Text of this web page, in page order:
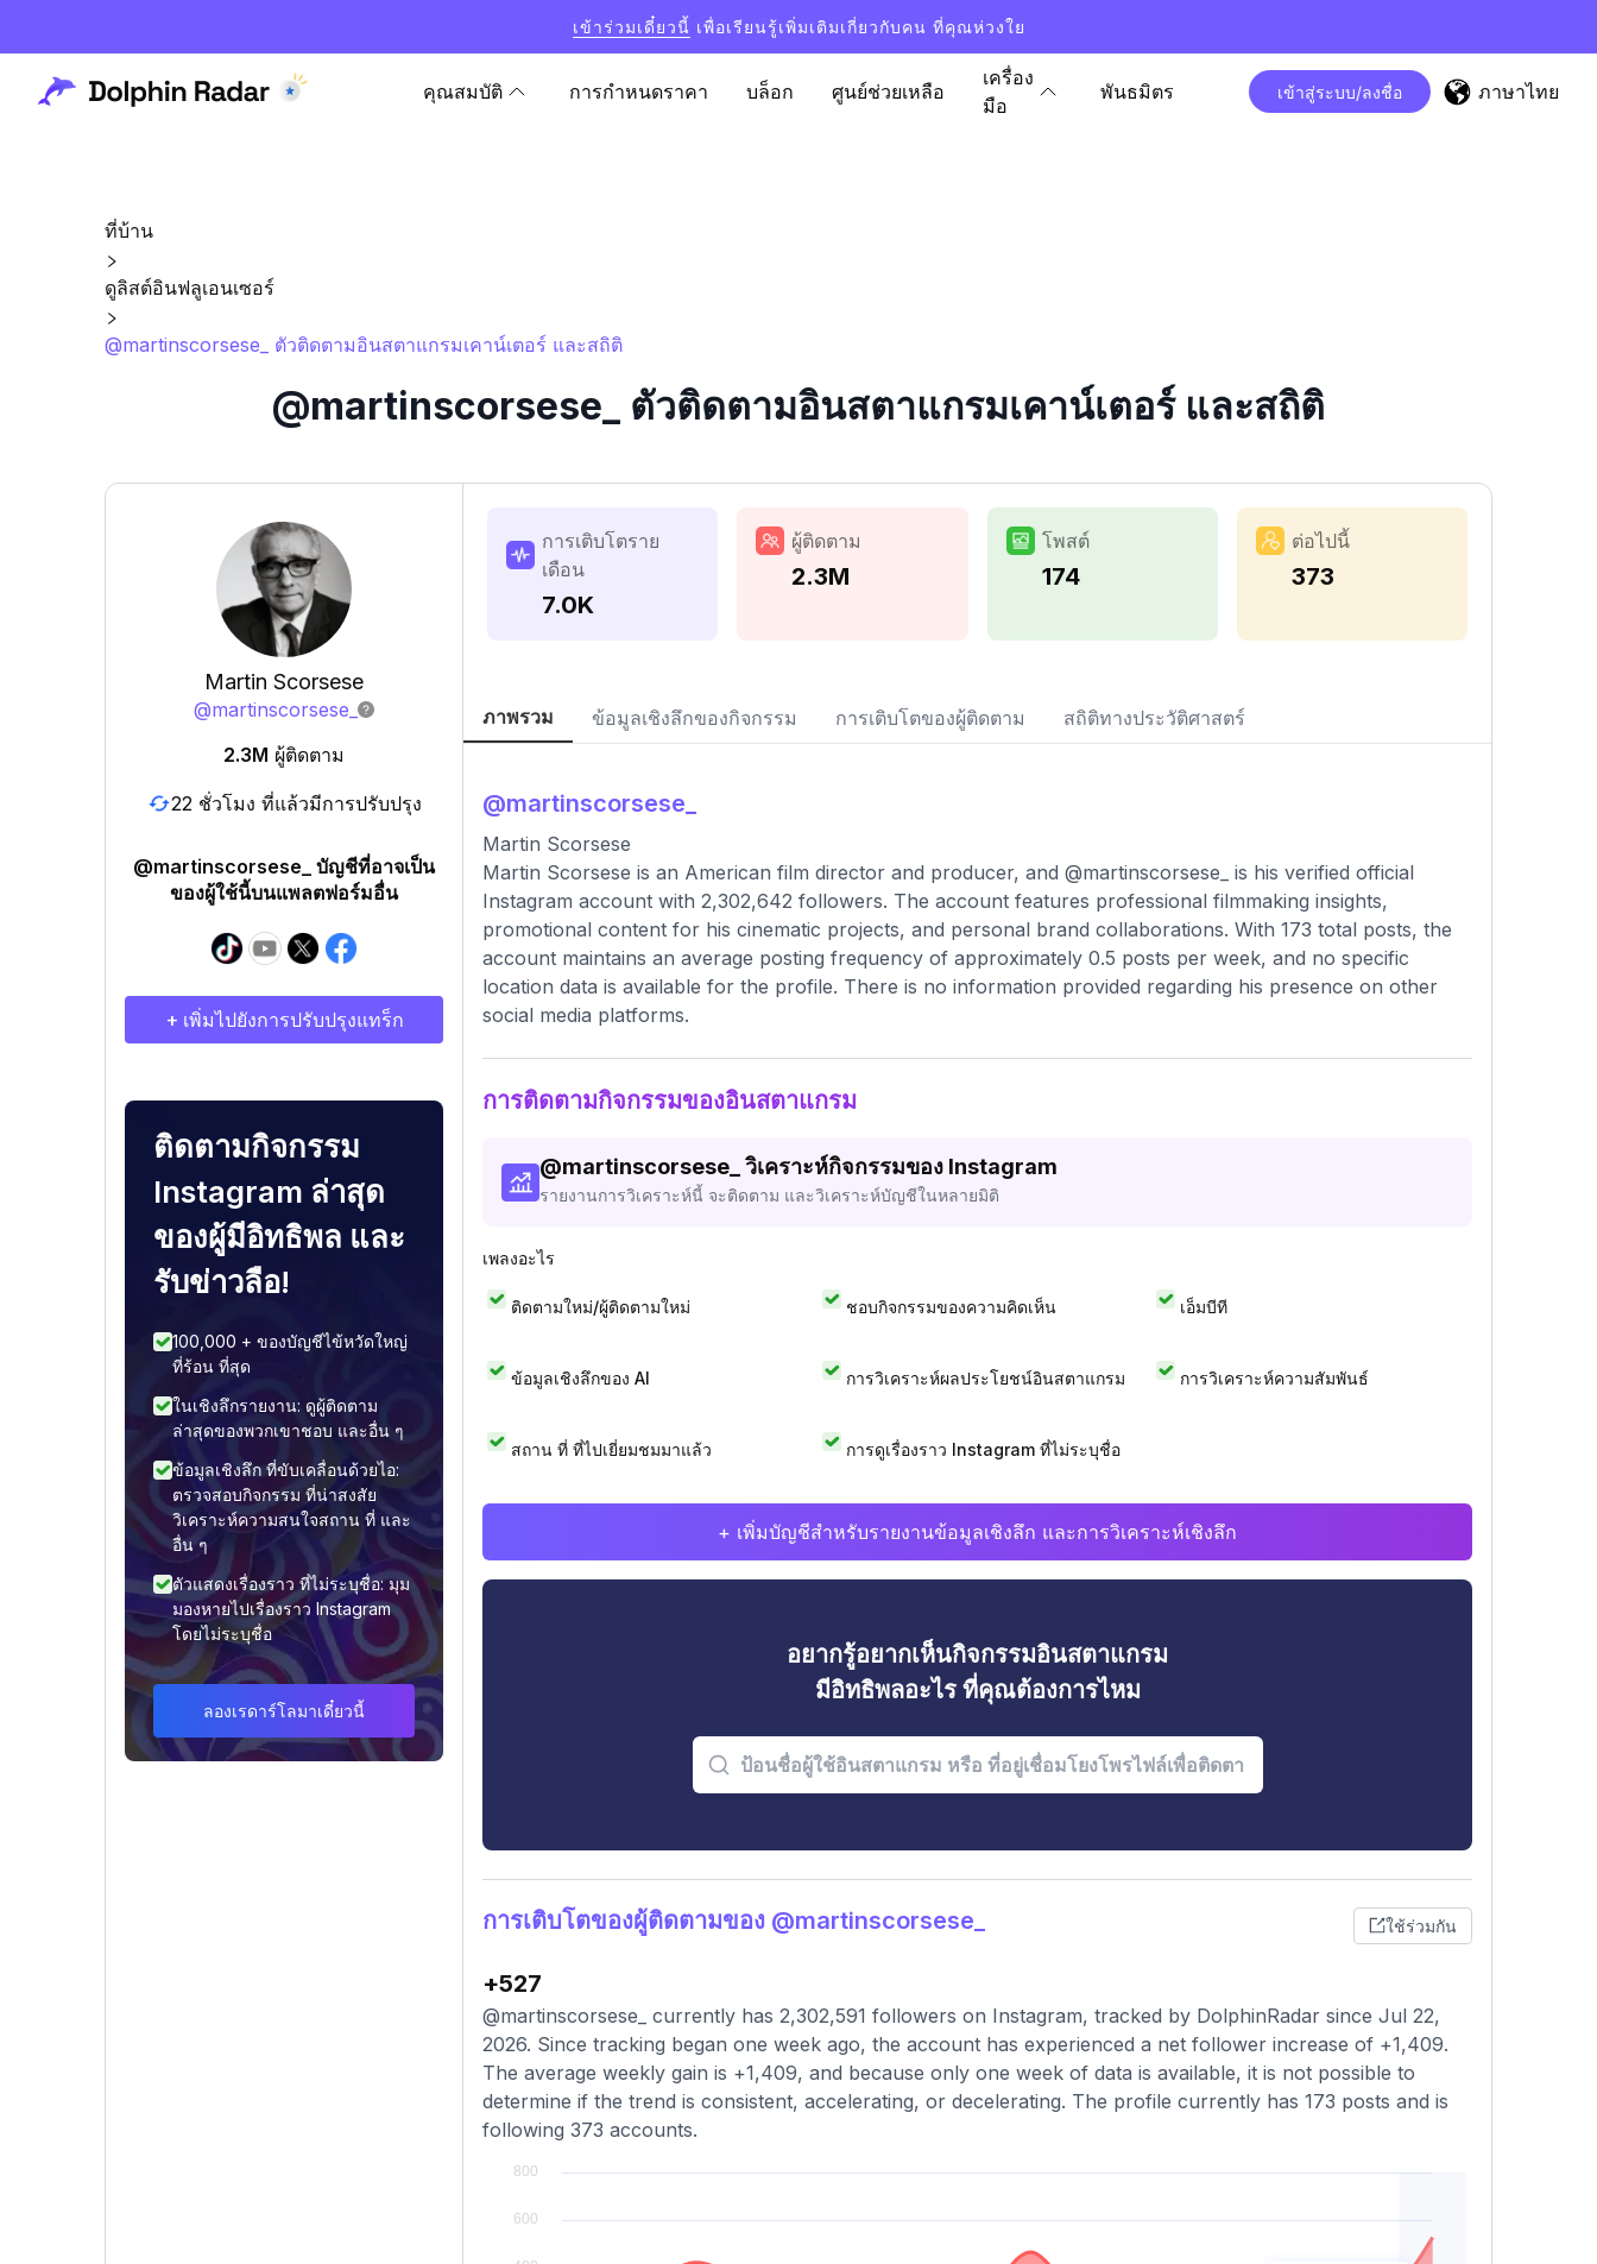
เข้าร่วมเดี๋ยวนี้ เพื่อเรียนรู้เพิ่มเติมเกี่ยวกับคน ที่คุณห่วงใย
คุณสมบัติ การกำหนดราคา บล็อก ศูนย์ช่วยเหลือ
เครื่อง
มือ
พันธมิตร เข้าสู่ระบบ/ลงชื่อ ภาษาไทย
ที่บ้าน
ดูลิสต์อินฟลูเอนเซอร์
@martinscorsese_ ตัวติดตามอินสตาแกรมเคาน์เตอร์ และสถิติ
@martinscorsese_ ตัวติดตามอินสตาแกรมเคาน์เตอร์ และสถิติ
Martin Scorsese
@martinscorsese_
2.3M ผู้ติดตาม
22 ชั่วโมง ที่แล้วมีการปรับปรุง
@martinscorsese_ บัญชีที่อาจเป็น
ของผู้ใช้นี้บนแพลตฟอร์มอื่น
+ เพิ่มไปยังการปรับปรุงแทร็ก
ติดตามกิจกรรม
Instagram ล่าสุด
ของผู้มีอิทธิพล และ
รับข่าวลือ!
100,000 + ของบัญชีไข้หวัดใหญ่
ที่ร้อน ที่สุด
ในเชิงลึกรายงาน: ดูผู้ติดตาม
ล่าสุดของพวกเขาชอบ และอื่น ๆ
ข้อมูลเชิงลึก ที่ขับเคลื่อนด้วยไอ:
ตรวจสอบกิจกรรม ที่น่าสงสัย
วิเคราะห์ความสนใจสถาน ที่ และ
อื่น ๆ
ตัวแสดงเรื่องราว ที่ไม่ระบุชื่อ: มุม
มองหายไปเรื่องราว Instagram
โดยไม่ระบุชื่อ
ลองเรดาร์โลมาเดี๋ยวนี้
การเติบโตราย
เดือน
7.0K
ผู้ติดตาม
2.3M
โพสต์
174
ต่อไปนี้
373
ภาพรวม ข้อมูลเชิงลึกของกิจกรรม การเติบโตของผู้ติดตาม สถิติทางประวัติศาสตร์
@martinscorsese_
Martin Scorsese
Martin Scorsese is an American film director and producer, and @martinscorsese_ is his verified official
Instagram account with 2,302,642 followers. The account features professional filmmaking insights,
promotional content for his cinematic projects, and personal brand collaborations. With 173 total posts, the
account maintains an average posting frequency of approximately 0.5 posts per week, and no specific
location data is available for the profile. There is no information provided regarding his presence on other
social media platforms.
การติดตามกิจกรรมของอินสตาแกรม
@martinscorsese_ วิเคราะห์กิจกรรมของ Instagram
รายงานการวิเคราะห์นี้ จะติดตาม และวิเคราะห์บัญชีในหลายมิติ
เพลงอะไร
ติดตามใหม่/ผู้ติดตามใหม่ ชอบกิจกรรมของความคิดเห็น เอ็มบีที
ข้อมูลเชิงลึกของ AI การวิเคราะห์ผลประโยชน์อินสตาแกรม การวิเคราะห์ความสัมพันธ์
สถาน ที่ ที่ไปเยี่ยมชมมาแล้ว การดูเรื่องราว Instagram ที่ไม่ระบุชื่อ
+ เพิ่มบัญชีสำหรับรายงานข้อมูลเชิงลึก และการวิเคราะห์เชิงลึก
อยากรู้อยากเห็นกิจกรรมอินสตาแกรม
มีอิทธิพลอะไร ที่คุณต้องการไหม
การเติบโตของผู้ติดตามของ @martinscorsese_ ใช้ร่วมกัน
+527
@martinscorsese_ currently has 2,302,591 followers on Instagram, tracked by DolphinRadar since Jul 22,
2026. Since tracking began one week ago, the account has experienced a net follower increase of +1,409.
The average weekly gain is +1,409, and because only one week of data is available, it is not possible to
determine if the trend is consistent, accelerating, or decelerating. The profile currently has 173 posts and is
following 373 accounts.